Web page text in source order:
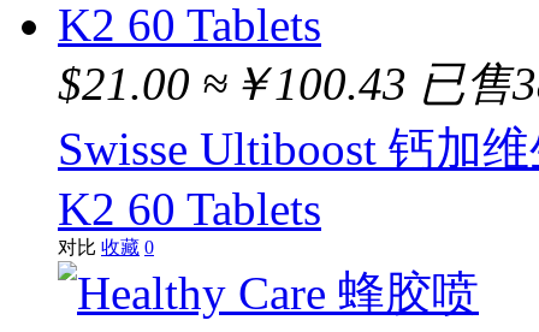
$21.00 ≈￥100.43 已售
Swisse Ultiboost 钙加
K2 60 Tablets
对比 收藏 0